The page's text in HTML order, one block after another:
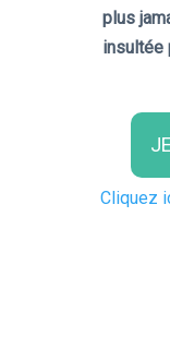
plus
insultée
Cliquez